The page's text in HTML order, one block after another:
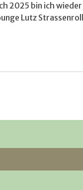
2025 bin ich
Lutz